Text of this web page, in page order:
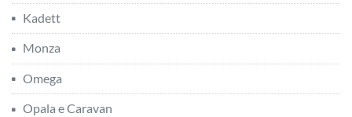
Kadett
Monza
Omega
Opala e Caravan